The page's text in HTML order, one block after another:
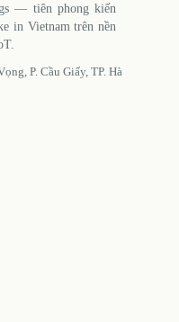
— tiên phong kiến
in Vietnam trên nền
P. Cầu Giấy, TP. Hà